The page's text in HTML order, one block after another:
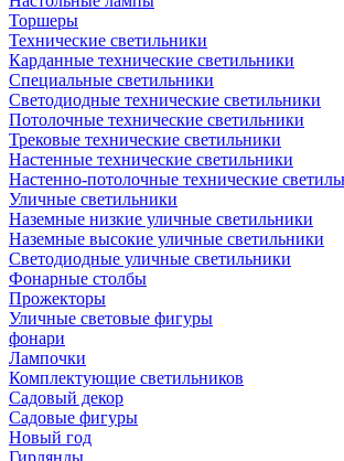
Торшеры
Технические светильники
Карданные технические светильники
Специальные светильники
Светодиодные технические светильники
Потолочные технические светильники
Трековые технические светильники
Настенные технические светильники
Настенно-потолочные технические
Уличные светильники
Наземные низкие уличные светильники
Наземные высокие уличные светильники
Светодиодные уличные светильники
Фонарные столбы
Прожекторы
Уличные световые фигуры
фонари
Лампочки
Комплектующие светильников
Садовый декор
Садовые фигуры
Новый год
Гирлянды